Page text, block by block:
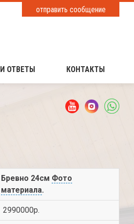
отправить сообщение
ОТВЕТЫ КОНТАКТЫ
Бревно 24см Фото
материала.
2990000р.